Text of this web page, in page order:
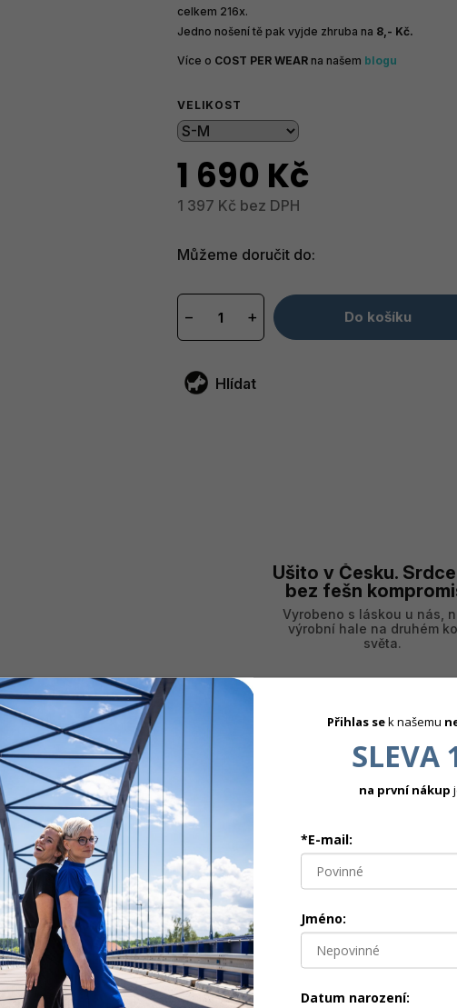
celkem 216x.
Jedno nošení tě pak vyjde zhruba na 8,- Kč.
Více o COST PER WEAR na našem blogu
VELIKOST
1 690 Kč
1 397 Kč bez DPH
cena:
Můžeme doručit do:
+
− Do košíku
Hlídat
Ušito v Česku.
bez fešn
Vyrobeno s láskou u nás,
výrobní hale na druhém
světa.
SOUVISEJÍCÍ PRODUKTY
Přihlas sek našemu
SLEVA
na první nákup
*E-mail:
Jméno:
Datum narození: